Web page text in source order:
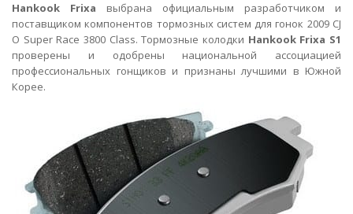
Hankook Frixa выбрана официальным разработчиком и
поставщиком компонентов тормозных систем для гонок 2009 CJ
O Super Race 3800 Class. Тормозные колодки Hankook Frixa S1
проверены и одобрены национальной ассоциацией
профессиональных гонщиков и признаны лучшими в Южной
Корее.